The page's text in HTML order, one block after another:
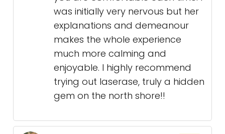
was initially very nervous but her
explanations and demeanour
makes the whole experience
much more calming and
enjoyable. I highly recommend
trying out laserase, truly a hidden
gem on the north shore!!